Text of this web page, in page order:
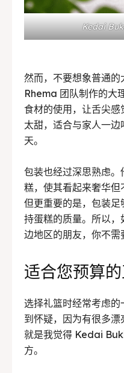
Kedai
然而，不要想象普通
Rhema 团队制作的大
食材的使用，让舌尖
太甜，适合与家人一
天。
包装也经过深思熟虑
糕，使其看起来奢华但
但更重要的是，包装
持蛋糕的质量。所以
边地区的朋友，你不需
适合您预算
选择礼篮时经常考虑
到怀疑，因为有很多
就是我觉得 Kedai
方。